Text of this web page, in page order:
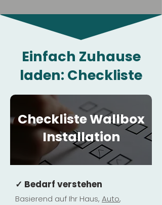
Einfach Zuhause
laden: Checkliste
Checkliste Wallbox
Installation
✓ Bedarf verstehen
Basierend auf Ihr Haus, Auto,